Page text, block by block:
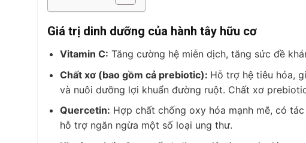
Giá trị dinh dưỡng của hành tây hữu cơ
Vitamin C: Tăng cường hệ miễn dịch, tăng sức đề
Chất xơ (bao gồm cả prebiotic): Hỗ trợ hệ tiêu hóa,
và nuôi dưỡng lợi khuẩn đường ruột. Chất xơ
Quercetin: Hợp chất chống oxy hóa mạnh mẽ, có
hỗ trợ ngăn ngừa một số loại ung thư.